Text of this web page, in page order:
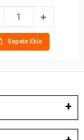
Sepete Ekle